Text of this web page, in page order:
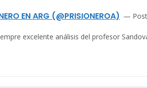
EN ARG (@PRISIONEROA)
excelente análisis del profesor